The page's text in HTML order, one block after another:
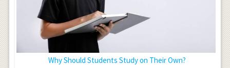
Why Should Students Study on Their Own?